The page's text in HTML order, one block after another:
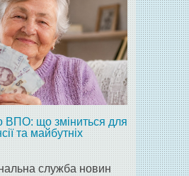
ВПО: що зміниться для
та майбутніх
служба новин